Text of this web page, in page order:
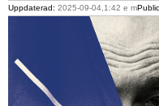
Uppdaterad: 2025-09-04,1:42 e m